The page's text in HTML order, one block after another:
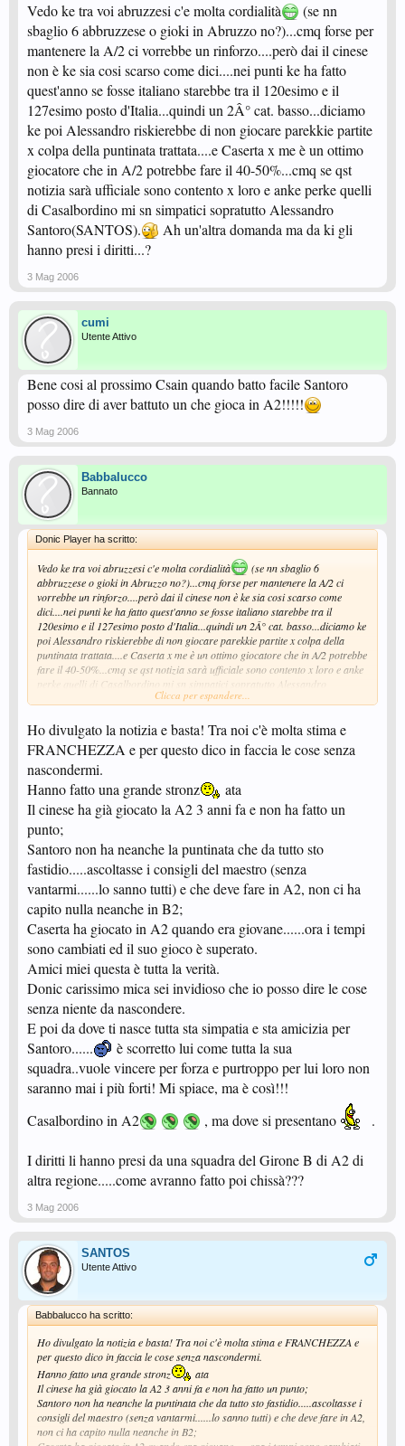
perchè perdono solo soldi e tempo senza concludere nulla.....Caserta è
anziano e non si tiene in piedi; Santoro dove si presenta con quella puntinata
gli fanno saltare i puntini ed il cinese non è un giocatore e vale meno di un
terza categoria decente..........NESSUNA SPERANZA!
Voi che ne pensate?
Al forum l'ardua sentenza........
Ciao
Vedo ke tra voi abruzzesi c'e molta cordialità
(se nn
sbaglio 6 abbruzzese o gioki in Abruzzo no?)...cmq forse per
mantenere la A/2 ci vorrebbe un rinforzo....però dai il cinese
non è ke sia cosi scarso come dici....nei punti ke ha fatto
quest'anno se fosse italiano starebbe tra il 120esimo e il
127esimo posto d'Italia...quindi un 2Â° cat. basso...diciamo
ke poi Alessandro riskierebbe di non giocare parekkie partite
x colpa della puntinata trattata....e Caserta x me è un ottimo
giocatore che in A/2 potrebbe fare il 40-50%...cmq se qst
notizia sarà ufficiale sono contento x loro e anke perke quelli
di Casalbordino mi sn simpatici sopratutto Alessandro
Santoro(SANTOS).
Ah un'altra domanda ma da ki gli
hanno presi i diritti...?
3 Mag 2006
cumi
Utente Attivo
Bene cosi al prossimo Csain quando batto facile Santoro
posso dire di aver battuto un che gioca in A2!!!!!
3 Mag 2006
Babbalucco
Bannato
Donic Player ha scritto:
Vedo ke tra voi abruzzesi c'e molta cordialità
(se nn sbaglio 6
abbruzzese o gioki in Abruzzo no?)...cmq forse per mantenere la A/2 ci
vorrebbe un rinforzo....però dai il cinese non è ke sia cosi scarso come
dici....nei punti ke ha fatto quest'anno se fosse italiano starebbe tra il
120esimo e il 127esimo posto d'Italia...quindi un 2Â° cat. basso...diciamo ke
poi Alessandro riskierebbe di non giocare parekkie partite x colpa della
puntinata trattata....e Caserta x me è un ottimo giocatore che in A/2 potrebbe
fare il 40-50%...cmq se qst notizia sarà ufficiale sono contento x loro e anke
perke quelli di Casalbordino mi sn simpatici sopratutto Alessandro
Ah un'altra domanda ma da ki gli hanno presi i
Clicca per espandere...
Ho divulgato la notizia e basta! Tra noi c'è molta stima e
FRANCHEZZA e per questo dico in faccia le cose senza
nascondermi.
Hanno fatto una grande stronz
ata
Il cinese ha già giocato la A2 3 anni fa e non ha fatto un
punto;
Santoro non ha neanche la puntinata che da tutto sto
fastidio.....ascoltasse i consigli del maestro (senza
vantarmi......lo sanno tutti) e che deve fare in A2, non ci ha
capito nulla neanche in B2;
Caserta ha giocato in A2 quando era giovane......ora i tempi
sono cambiati ed il suo gioco è superato.
Amici miei questa è tutta la verità.
Donic carissimo mica sei invidioso che io posso dire le cose
senza niente da nascondere.
E poi da dove ti nasce tutta sta simpatia e sta amicizia per
Santoro......
è scorretto lui come tutta la sua
squadra..vuole vincere per forza e purtroppo per lui loro non
saranno mai i più forti! Mi spiace, ma è così!!!
Casalbordino in A2
, ma dove si presentano .
I diritti li hanno presi da una squadra del Girone B di A2 di
altra regione.....come avranno fatto poi chissà???
3 Mag 2006
SANTOS
Utente Attivo
Babbalucco ha scritto:
Ho divulgato la notizia e basta! Tra noi c'è molta stima e FRANCHEZZA e
per questo dico in faccia le cose senza nascondermi.
Hanno fatto una grande stronz
ata
Il cinese ha già giocato la A2 3 anni fa e non ha fatto un punto;
Santoro non ha neanche la puntinata che da tutto sto fastidio.....ascoltasse i
consigli del maestro (senza vantarmi......lo sanno tutti) e che deve fare in A2,
non ci ha capito nulla neanche in B2;